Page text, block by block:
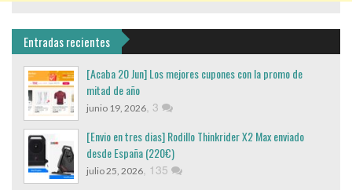
Entradas recientes
[Acaba 20 Jun] Los mejores cupones con la promo de
mitad de año
junio 19, 2026, 3
[Envio en tres dias] Rodillo Thinkrider X2 Max enviado
desde España (220€)
julio 25, 2026, 135